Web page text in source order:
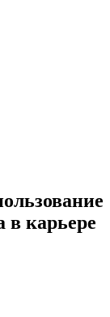
в карьере